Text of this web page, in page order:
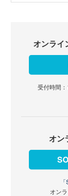
オンライ
受付時間
オン
オン